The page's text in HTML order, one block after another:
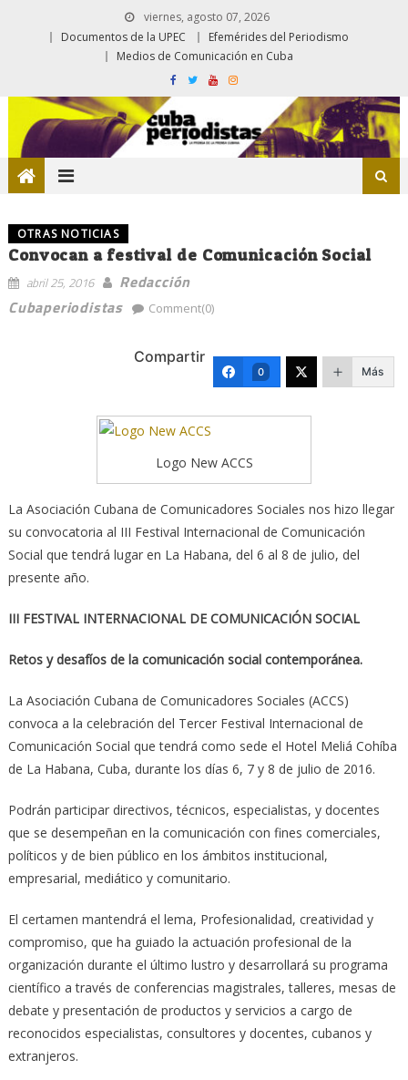
viernes, agosto 07, 2026
Documentos de la UPEC
Efemérides del Periodismo
Medios de Comunicación en Cuba
OTRAS NOTICIAS
Convocan a festival de Comunicación Social
abril 25, 2016
Redacción
Cubaperiodistas
Comment(0)
Compartir
0 Más
Logo New ACCS
La Asociación Cubana de Comunicadores Sociales nos hizo llegar
su convocatoria al III Festival Internacional de Comunicación
Social que tendrá lugar en La Habana, del 6 al 8 de julio, del
presente año.
III FESTIVAL INTERNACIONAL DE COMUNICACIÓN SOCIAL
Retos y desafíos de la comunicación social contemporánea.
La Asociación Cubana de Comunicadores Sociales (ACCS)
convoca a la celebración del Tercer Festival Internacional de
Comunicación Social que tendrá como sede el Hotel Meliá Cohíba
de La Habana, Cuba, durante los días 6, 7 y 8 de julio de 2016.
Podrán participar directivos, técnicos, especialistas, y docentes
que se desempeñan en la comunicación con fines comerciales,
políticos y de bien público en los ámbitos institucional,
empresarial, mediático y comunitario.
El certamen mantendrá el lema, Profesionalidad, creatividad y
compromiso, que ha guiado la actuación profesional de la
organización durante el último lustro y desarrollará su programa
científico a través de conferencias magistrales, talleres, mesas de
debate y presentación de productos y servicios a cargo de
reconocidos especialistas, consultores y docentes, cubanos y
extranjeros.